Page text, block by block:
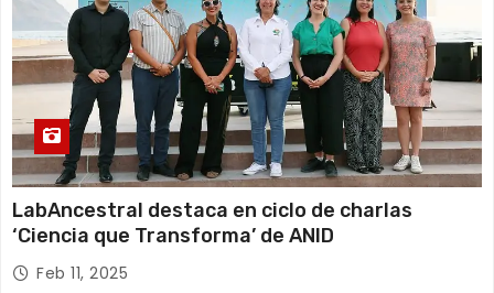
LabAncestral destaca en ciclo de charlas
‘Ciencia que Transforma’ de ANID
Feb 11, 2025